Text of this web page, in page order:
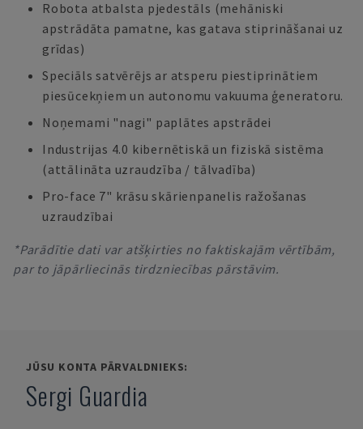
Robota atbalsta pjedestāls (mehāniski
apstrādāta pamatne, kas gatava stiprināšanai uz
grīdas)
Speciāls satvērējs ar atsperu piestiprinātiem
piesūcekņiem un autonomu vakuuma ģeneratoru.
Noņemami "nagi" paplātes apstrādei
Industrijas 4.0 kibernētiskā un fiziskā sistēma
(attālināta uzraudzība / tālvadība)
Pro-face 7" krāsu skārienpanelis ražošanas
uzraudzībai
*Parādītie dati var atšķirties no faktiskajām vērtībām,
par to jāpārliecinās tirdzniecības pārstāvim.
JŪSU KONTA PĀRVALDNIEKS:
Sergi Guardia